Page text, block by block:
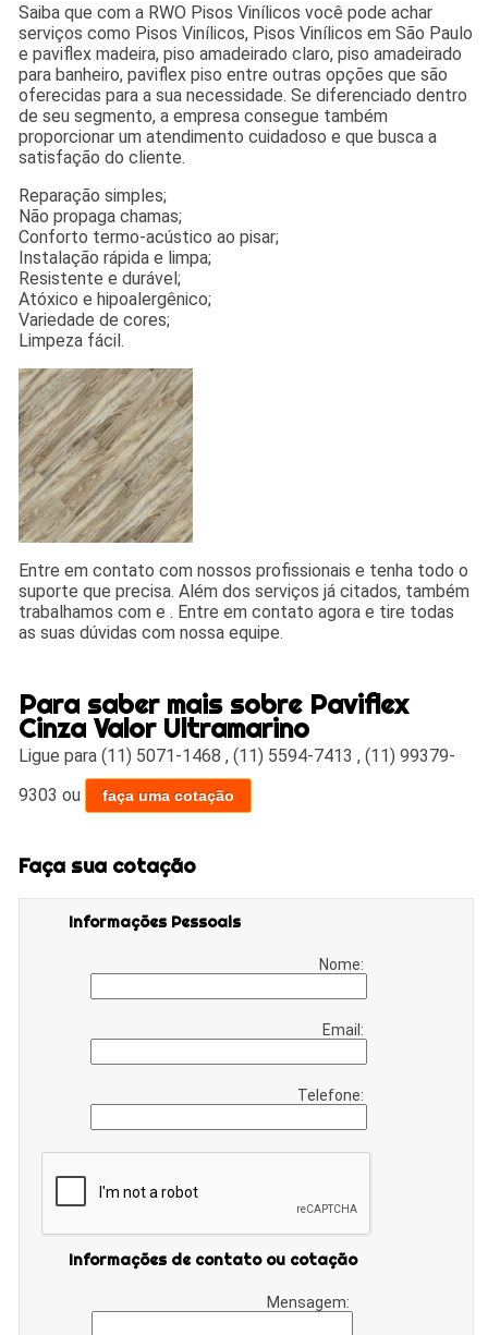
Saiba que com a RWO Pisos Vinílicos você pode achar
serviços como Pisos Vinílicos, Pisos Vinílicos em São Paulo
e paviflex madeira, piso amadeirado claro, piso amadeirado
para banheiro, paviflex piso entre outras opções que são
oferecidas para a sua necessidade. Se diferenciado dentro
de seu segmento, a empresa consegue também
proporcionar um atendimento cuidadoso e que busca a
satisfação do cliente.
Reparação simples;
Não propaga chamas;
Conforto termo-acústico ao pisar;
Instalação rápida e limpa;
Resistente e durável;
Atóxico e hipoalergênico;
Variedade de cores;
Limpeza fácil.
Entre em contato com nossos profissionais e tenha todo o
suporte que precisa. Além dos serviços já citados, também
trabalhamos com e . Entre em contato agora e tire todas
as suas dúvidas com nossa equipe.
Para saber mais sobre Paviflex
Cinza Valor Ultramarino
Ligue para(11) 5071-1468 ,(11) 5594-7413 ,(11) 99379-
9303 ou faça uma cotação
Faça sua cotação
Informações Pessoais
Nome:
Email:
Telefone:
Informações de contato ou cotação
Mensagem: